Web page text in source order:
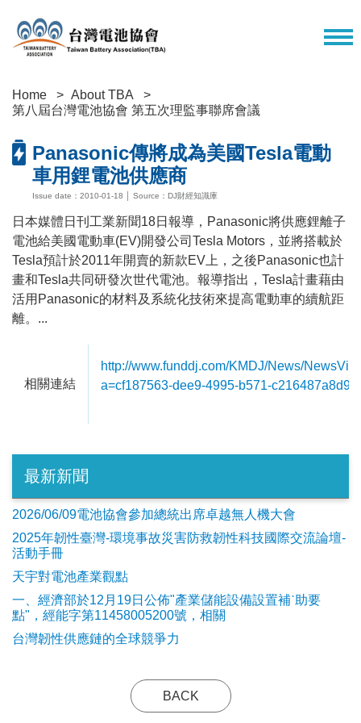
Home
About TBA
第八屆台灣電池協會 第五次理監事聯席會議
Panasonic傳將成為美國Tesla電動
車用鋰電池供應商
Issue date：2010-01-18 │ Source：DJ財經知識庫
日本媒體日刊工業新聞18日報導，Panasonic將供應鋰離子
電池給美國電動車(EV)開發公司Tesla Motors，並將搭載於
Tesla預計於2011年開賣的新款EV上，之後Panasonic也計
畫和Tesla共同研發次世代電池。報導指出，Tesla計畫藉由
活用Panasonic的材料及系統化技術來提高電動車的續航距
離。...
相關連結
http://www.funddj.com/KMDJ/News/
a=cf187563-dee9-4995-b571-c216487a8d9c
最新新聞
2026/06/09電池協會參加總統出席卓越無人機大會
2025年韌性臺灣-環境事故災害防救韌性科技國際交流論壇-
活動手冊
天宇對電池產業觀點
​一、經濟部於12月19日公佈"產業儲能設備設置補ˋ助要
點"，經能字第11458005200號，相關
台灣韌性供應鏈的全球競爭力
BACK